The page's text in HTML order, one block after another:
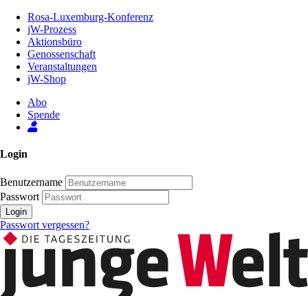
Inhalt
Seite
Rosa-Luxemburg-Konferenz
jW-Prozess
Aktionsbüro
Genossenschaft
Veranstaltungen
jW-Shop
Abo
Spende
Login
Benutzername
Passwort
Login
Passwort vergessen?